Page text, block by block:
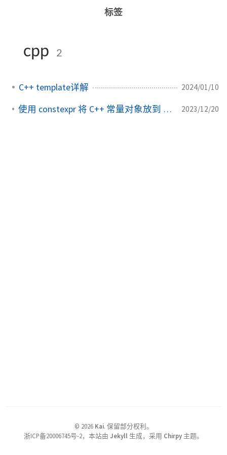
标签
cpp 2
C++ template详解 2024/01/10
使用 constexpr 将 C++ 常量对象放到 rodata 段中 2023/12/20
© 2026 Kai. 保留部分权利。
浙ICP备20006745号-2，本站由 Jekyll 生成，采用 Chirpy 主题。